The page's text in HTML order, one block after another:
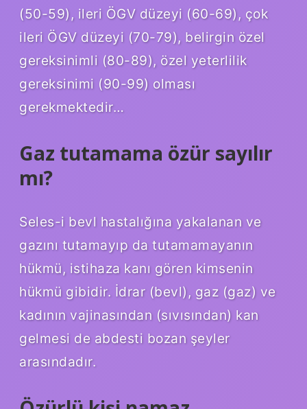
(50-59), ileri ÖGV düzeyi (60-69), çok
ileri ÖGV düzeyi (70-79), belirgin özel
gereksinimli (80-89), özel yeterlilik
gereksinimi (90-99) olması
gerekmektedir…
Gaz tutamama özür sayılır
mı?
Seles-i bevl hastalığına yakalanan ve
gazını tutamayıp da tutamamayanın
hükmü, istihaza kanı gören kimsenin
hükmü gibidir. İdrar (bevl), gaz (gaz) ve
kadının vajinasından (sıvısından) kan
gelmesi de abdesti bozan şeyler
arasındadır.